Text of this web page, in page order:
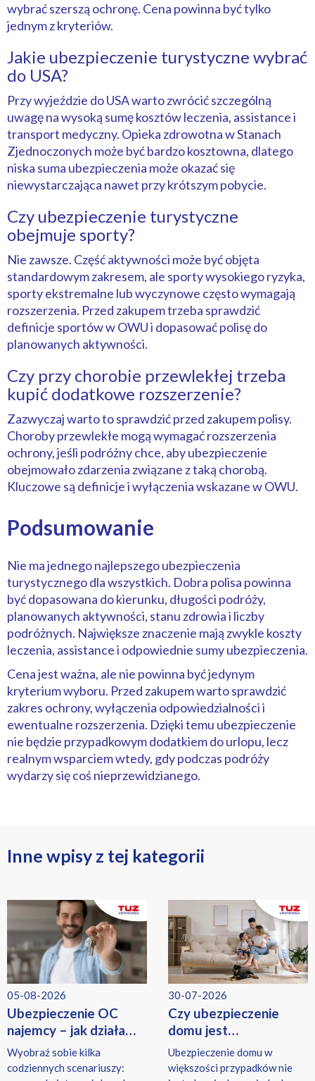
wybrać szerszą ochronę. Cena powinna być tylko
jednym z kryteriów.
Jakie ubezpieczenie turystyczne wybrać
do USA?
Przy wyjeździe do USA warto zwrócić szczególną
uwagę na wysoką sumę kosztów leczenia, assistance i
transport medyczny. Opieka zdrowotna w Stanach
Zjednoczonych może być bardzo kosztowna, dlatego
niska suma ubezpieczenia może okazać się
niewystarczająca nawet przy krótszym pobycie.
Czy ubezpieczenie turystyczne
obejmuje sporty?
Nie zawsze. Część aktywności może być objęta
standardowym zakresem, ale sporty wysokiego ryzyka,
sporty ekstremalne lub wyczynowe często wymagają
rozszerzenia. Przed zakupem trzeba sprawdzić
definicje sportów w OWU i dopasować polisę do
planowanych aktywności.
Czy przy chorobie przewlekłej trzeba
kupić dodatkowe rozszerzenie?
Zazwyczaj warto to sprawdzić przed zakupem polisy.
Choroby przewlekłe mogą wymagać rozszerzenia
ochrony, jeśli podróżny chce, aby ubezpieczenie
obejmowało zdarzenia związane z taką chorobą.
Kluczowe są definicje i wyłączenia wskazane w OWU.
Podsumowanie
Nie ma jednego najlepszego ubezpieczenia
turystycznego dla wszystkich. Dobra polisa powinna
być dopasowana do kierunku, długości podróży,
planowanych aktywności, stanu zdrowia i liczby
podróżnych. Największe znaczenie mają zwykle koszty
leczenia, assistance i odpowiednie sumy ubezpieczenia.
Cena jest ważna, ale nie powinna być jedynym
kryterium wyboru. Przed zakupem warto sprawdzić
zakres ochrony, wyłączenia odpowiedzialności i
ewentualne rozszerzenia. Dzięki temu ubezpieczenie
nie będzie przypadkowym dodatkiem do urlopu, lecz
realnym wsparciem wtedy, gdy podczas podróży
wydarzy się coś nieprzewidzianego.
Inne wpisy z tej kategorii
05-08-2026
Ubezpieczenie OC
najemcy – jak działa
i co obejmuje?
Wyobraź sobie kilka
codziennych scenariuszy:
30-07-2026
Czy ubezpieczenie
domu jest
obowiązkowe? Kiedy
trzeba mieć polisę?
Ubezpieczenie domu w
większości przypadków nie